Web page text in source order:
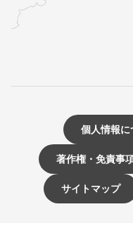
個人情報に
著作権・免責事
サイトマップ